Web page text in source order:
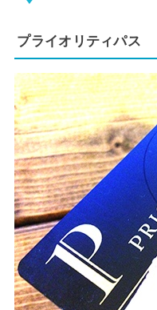
プライオリティパス